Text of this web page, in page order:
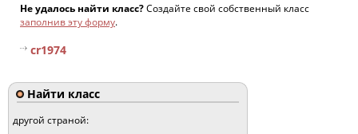
Не удалось найти класс?Создайте свой собственный класс
заполнив эту форму.
cr1974
Найти класс
другой страной: